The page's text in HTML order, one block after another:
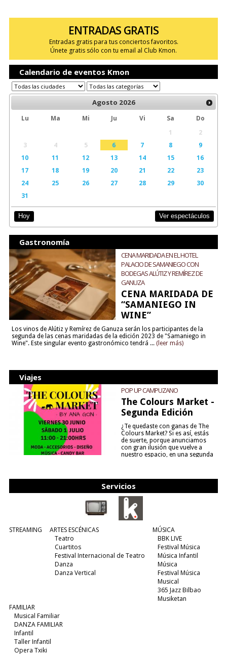
ENTRADAS GRATIS
Entradas gratis para tus conciertos favoritos.
Únete gratis sólo con tu email al Club Kmon.
Calendario de eventos Kmon
Agosto 2026
Lu Ma Mi Ju Vi Sa
Do
1
2
3
4 5 6 7 8
9
10
11 12 13 14 15
16
17
18 19 20 21 22
23
24
25 26 27 28 29
30
31
Hoy Ver espectáculos
Gastronomía
CENA MARIDADA EN EL HOTEL
PALACIO DE SAMANIEGO CON
BODEGAS ALÚTIZ Y REMÍREZ DE
GANUZA
CENA MARIDADA DE
“SAMANIEGO IN
WINE”
Los vinos de Alútiz y Remírez de Ganuza serán los participantes de la
segunda de las cenas maridadas de la edición 2023 de "Samaniego in
Wine". Este singular evento gastronómico tendrá ... (leer más)
Viajes
POP UP CAMPUZANO
The Colours Market -
Segunda Edición
¿Te quedaste con ganas de The
Colours Market? Si es así, estás
de suerte, porque anunciamos
con gran ilusión que vuelve a
nuestro espacio, en una segunda
Servicios
STREAMING
ARTES ESCÉNICAS
Teatro
Cuartitos
Festival Internacional de Teatro
Danza
Danza Vertical
MÚSICA
BBK LIVE
Festival Música
Música Infantil
Música
Festival Música
Musical
365 Jazz Bilbao
Musiketan
FAMILIAR
Musical Familiar
DANZA FAMILIAR
Infantil
Taller Infantil
Opera Txiki